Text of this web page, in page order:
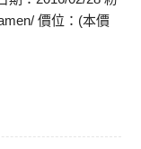
價位：(本價